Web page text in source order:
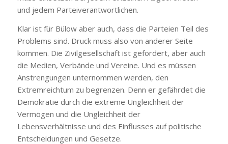
und jedem Parteiverantwortlichen.
Klar ist für Bülow aber auch, dass die Parteien Teil des
Problems sind. Druck muss also von anderer Seite
kommen. Die Zivilgesellschaft ist gefordert, aber auch
die Medien, Verbände und Vereine. Und es müssen
Anstrengungen unternommen werden, den
Extremreichtum zu begrenzen. Denn er gefährdet die
Demokratie durch die extreme Ungleichheit der
Vermögen und die Ungleichheit der
Lebensverhältnisse und des Einflusses auf politische
Entscheidungen und Gesetze.